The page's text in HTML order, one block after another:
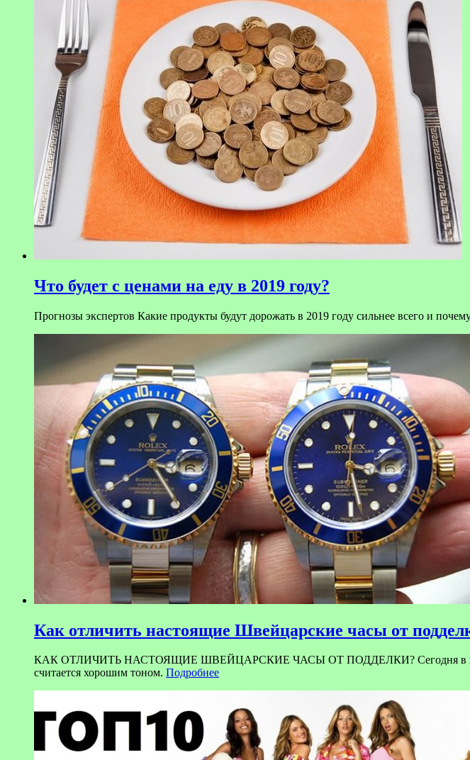
Что будет с ценами на еду в 2019 году?
Прогнозы экспертов Какие продукты будут дорожать в 2019 году сильнее всего и
Как отличить настоящие Швейцарские часы от
КАК ОТЛИЧИТЬ НАСТОЯЩИЕ ШВЕЙЦАРСКИЕ ЧАСЫ ОТ ПОДДЕЛКИ? Сегодня в каждом
считается хорошим тоном. Подробнее